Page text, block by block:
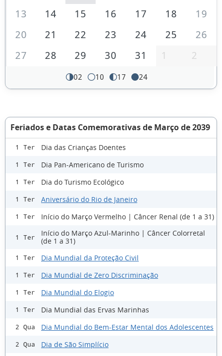
13
14 15 16 17 18
19
20
21 22 23 24 25
26
27
28 29 30 31 1 2
02 10 17 24
Feriados e Datas Comemorativas de Março de 2039
1 Ter Dia das Crianças Doentes
1 Ter Dia Pan-Americano de Turismo
1 Ter Dia do Turismo Ecológico
1 Ter Aniversário do Rio de Janeiro
1 Ter Início do Março Vermelho | Câncer Renal (de 1 a 31)
1 Ter
Início do Março Azul-Marinho | Câncer Colorretal
(de 1 a 31)
1 Ter Dia Mundial da Proteção Civil
1 Ter Dia Mundial de Zero Discriminação
1 Ter Dia Mundial do Elogio
1 Ter Dia Mundial das Ervas Marinhas
2 Qua Dia Mundial do Bem-Estar Mental dos Adolescentes
2 Qua Dia de São Simplício